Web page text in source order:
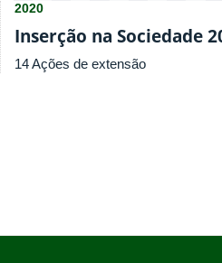
2020
Inserção na Sociedade
14 Ações de extensão